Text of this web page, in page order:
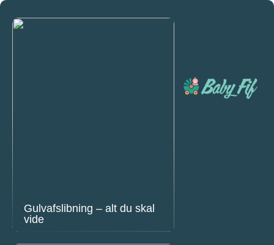
Gulvafslibning – alt du skal
vide